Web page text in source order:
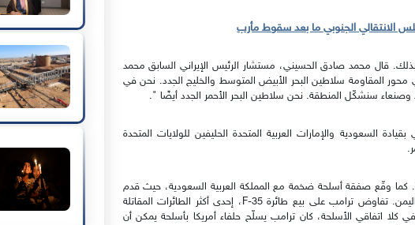
الانتقالي الجنوبي ما بعد سقوط مأرب
بذلك. قال محمد صادق الحسيني، مستشار الرئيس الإيراني السابق محمد
الحوثيين عام 2014: "نحن في محور المقاومة سلاطين البحر الأبيض المتوسط ​​والخليج الجدد. نحن في
سنشكّل المنطقة. نحن سلاطين البحر الأحمر الجدد أيضًا ".
تحالف دولي بقيادة السعودية والإمارات العربية المتحدة الحليفين للولايات المتحدة
كما وقّع صفقة أسلحة ضخمة مع المملكة العربية السعودية، حيث قدم
طائرات بدون طيار متطورة لاستخدامها في حرب اليمن. تفاوض ترامب على بيع طائرة F-35، إحدى أكثر الطائرات المقاتلة
في كلا اتفاقي الأسلحة، كان ترامب يسلّح حلفاء أمريكا بأسلحة يمكن أن